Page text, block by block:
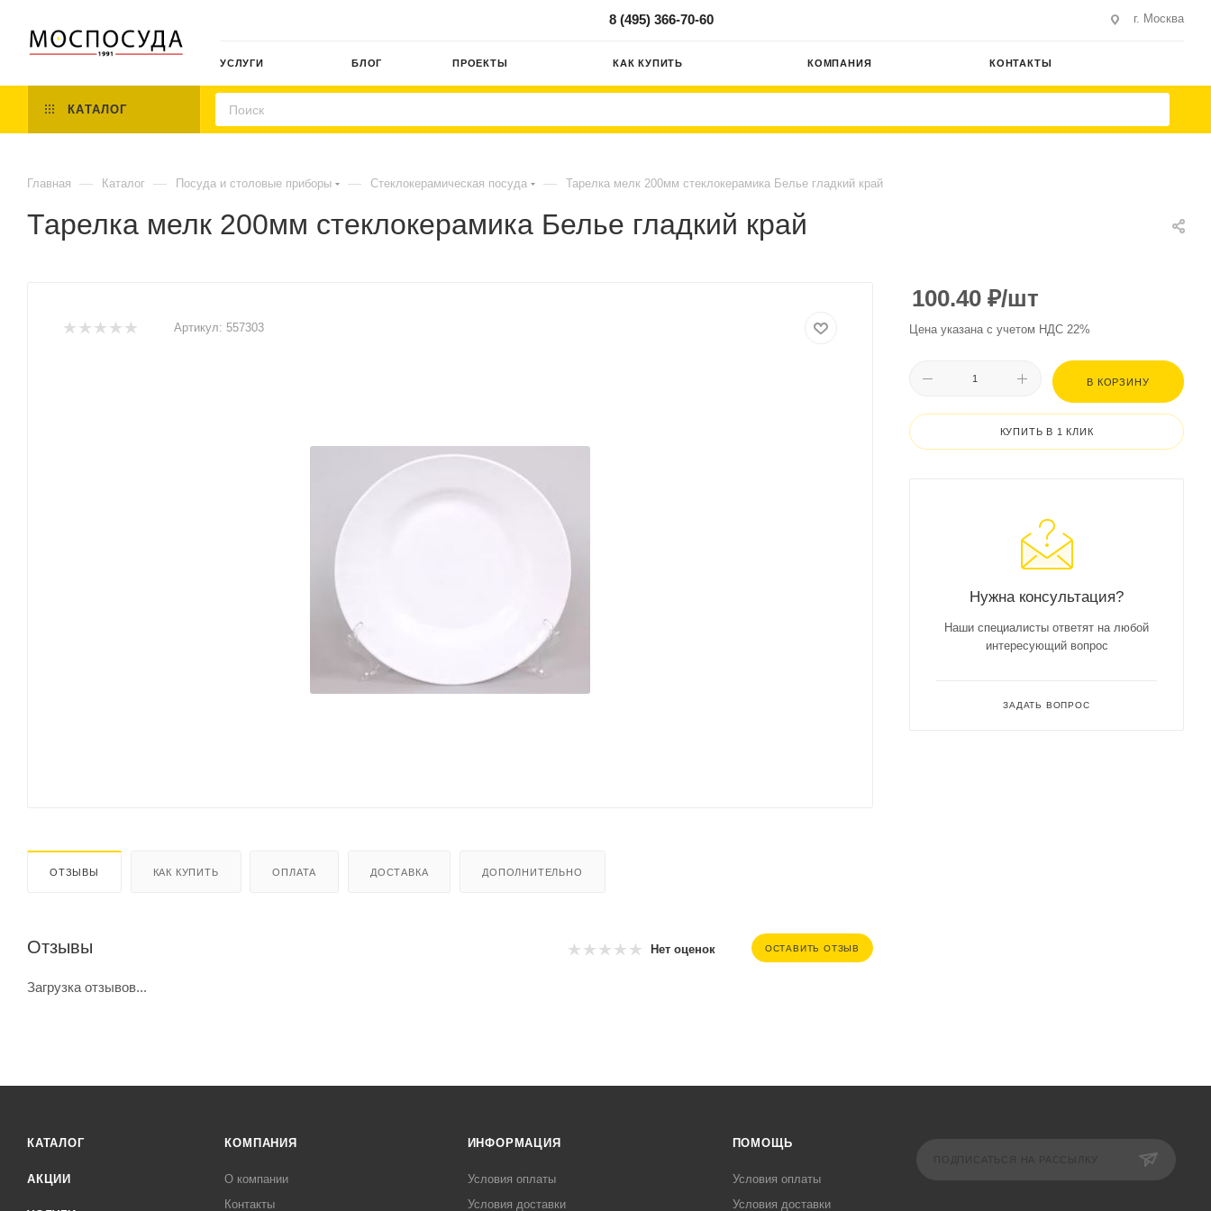
8 (495) 366-70-60 г. Москва
УСЛУГИ БЛОГ ПРОЕКТЫ КАК КУПИТЬ КОМПАНИЯ КОНТАКТЫ
КАТАЛОГ
Главная — Каталог — Посуда и столовые приборы — Стеклокерамическая посуда — Тарелка мелк 200мм стеклокерамика Белье гладкий край
Тарелка мелк 200мм стеклокерамика Белье гладкий край
Артикул: 557303
ОТЗЫВЫ КАК КУПИТЬ ОПЛАТА ДОСТАВКА ДОПОЛНИТЕЛЬНО
Отзывы Нет оценок ОСТАВИТЬ ОТЗЫВ
Загрузка отзывов...
100.40 ₽/шт
Цена указана с учетом НДС 22%
В КОРЗИНУ
КУПИТЬ В 1 КЛИК
Нужна консультация?
Наши специалисты ответят на любой
интересующий вопрос
ЗАДАТЬ ВОПРОС
КАТАЛОГ
АКЦИИ
КОМПАНИЯ
О компании
Контакты
ИНФОРМАЦИЯ
Условия оплаты
Условия доставки
ПОМОЩЬ
Условия оплаты
Условия доставки